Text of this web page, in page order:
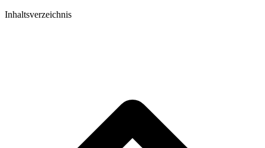
Inhaltsverzeichnis